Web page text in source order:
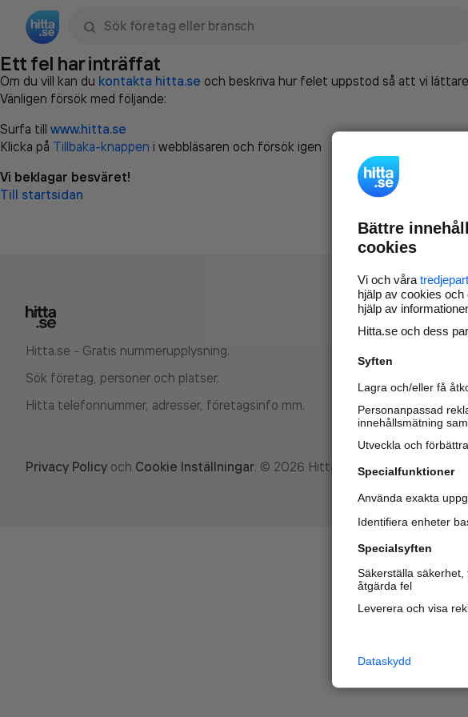
Ett fel har inträffat
Om du vill kan du kontakta hitta.se och beskriva hur felet uppstod så att vi
Vänligen försök med följande:
Surfa till www.hitta.se
Klicka på Tillbaka-knappen i webbläsaren och försök igen
Vi beklagar besväret!
Till startsidan
Hitta.se - Gratis nummerupplysning.
Sök företag, personer och platser.
Hitta telefonnummer, adresser, företagsinfo mm.
Privacy Policy och Cookie Inställningar. © 2026 Hitta.se
Bättre
cookies
Vi och våra
hjälp av cookies
hjälp av
Hitta.se och dess
Syften
Lagra och/eller få
Personanpassad
innehållsmätning
Utveckla och
Specialfunktioner
Använda exakta
Identifiera enheter
Specialsyften
Säkerställa
åtgärda fel
Leverera och visa
Dataskydd